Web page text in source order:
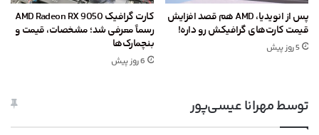
پس از انویدیا، AMD هم قصد افزایش
قیمت کارت‌های گرافیکش رو داره!
5 روز پیش
کارت گرافیک AMD Radeon RX 9050
رسماً معرفی شد؛ مشخصات، قیمت و
بنچمارک‌ها
6 روز پیش
توسط مهرانا عیسی‌پور